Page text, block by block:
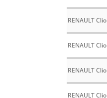
RENAULT
RENAULT
RENAULT
RENAULT